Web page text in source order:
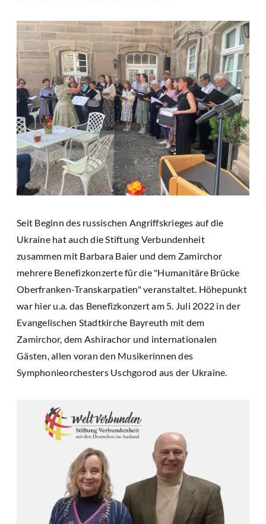
Seit Beginn des russischen Angriffskrieges auf die
Ukraine hat auch die Stiftung Verbundenheit
zusammen mit Barbara Baier und dem Zamirchor
mehrere Benefizkonzerte für die "Humanitäre Brücke
Oberfranken-Transkarpatien" veranstaltet. Höhepunkt
war hier u.a. das Benefizkonzert am 5. Juli 2022 in der
Evangelischen Stadtkirche Bayreuth mit dem
Zamirchor, dem Ashirachor und internationalen
Gästen, allen voran den Musikerinnen des
Symphonieorchesters Uschgorod aus der Ukraine.